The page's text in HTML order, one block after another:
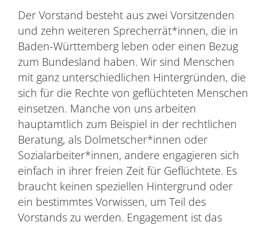
Der Vorstand besteht aus zwei Vorsitzenden
und zehn weiteren Sprecherrät*innen, die in
Baden-Württemberg leben oder einen Bezug
zum Bundesland haben. Wir sind Menschen
mit ganz unterschiedlichen Hintergründen, die
sich für die Rechte von geflüchteten Menschen
einsetzen. Manche von uns arbeiten
hauptamtlich zum Beispiel in der rechtlichen
Beratung, als Dolmetscher*innen oder
Sozialarbeiter*innen, andere engagieren sich
einfach in ihrer freien Zeit für Geflüchtete. Es
braucht keinen speziellen Hintergrund oder
ein bestimmtes Vorwissen, um Teil des
Vorstands zu werden. Engagement ist das